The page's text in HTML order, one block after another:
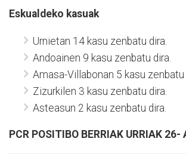
Eskualdeko kasuak
Urnietan 14 kasu zenbatu dira.
Andoainen 9 kasu zenbatu dira.
Amasa-Villabonan 5 kasu zenbatu
Zizurkilen 3 kasu zenbatu dira.
Asteasun 2 kasu zenbatu dira.
PCR POSITIBO BERRIAK URRIAK 26-